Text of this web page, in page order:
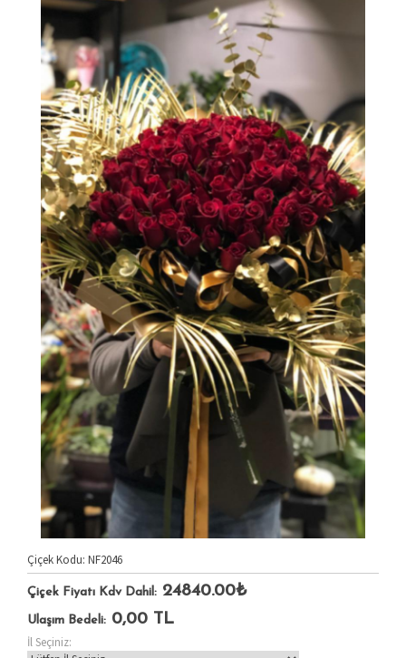
Çiçek Kodu: NF2046
Çiçek Fiyatı Kdv Dahil: 24840.00₺
Ulaşım Bedeli: 0,00 TL
İl Seçiniz: